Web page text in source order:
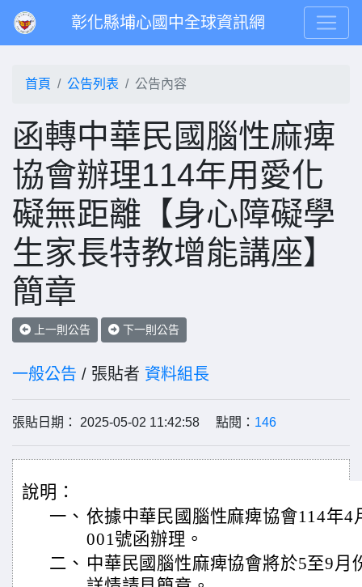
彰化縣埔心國中全球資訊網
首頁 公告列表 公告內容
函轉中華民國腦性麻痺
協會辦理114年用愛化
礙無距離【身心障礙學
生家長特教增能講座】
簡章
上一則公告 下一則公告
一般公告 / 張貼者 資料組長
張貼日期： 2025-05-02 11:42:58 點閱： 146
說明：
一、 依據中華民國腦性麻痺協會114年4
001號函辦理。
二、 中華民國腦性麻痺協會將於5至9月